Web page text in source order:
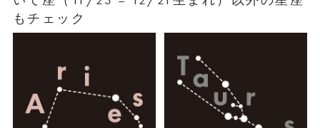
もチェック